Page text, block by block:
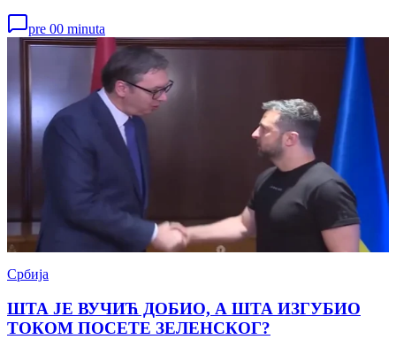
pre 00 minuta
Србија
ШТА ЈЕ ВУЧИЋ ДОБИО, А ШТА ИЗГУБИО
ТОКОМ ПОСЕТЕ ЗЕЛЕНСКОГ?